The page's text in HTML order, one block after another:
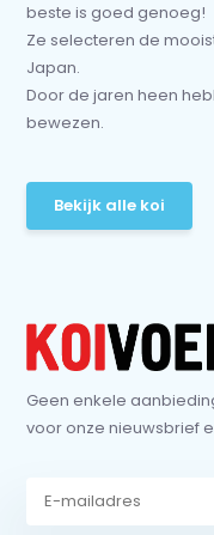
beste is goed genoeg!
Ze selecteren de
Japan.
Door de jaren heen
bewezen.
Bekijk alle koi
Geen enkele
voor onze nieuwsbrief